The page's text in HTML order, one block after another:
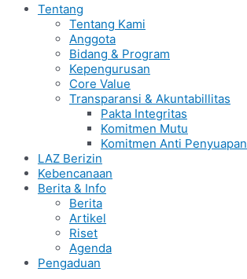
Tentang
Tentang Kami
Anggota
Bidang & Program
Kepengurusan
Core Value
Transparansi & Akuntabillitas
Pakta Integritas
Komitmen Mutu
Komitmen Anti Penyuapan
LAZ Berizin
Kebencanaan
Berita & Info
Berita
Artikel
Riset
Agenda
Pengaduan